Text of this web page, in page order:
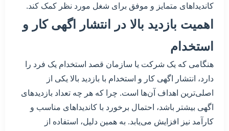
کاندیداهای متمایز و موفق برای شغل مورد نظر کمک کند.
اهمیت بازدید بالا در انتشار اگهی کار و
استخدام
هنگامی که یک شرکت یا سازمان قصد استخدام یک فرد را
دارد، انتشار اگهی کار و استخدام با بازدید بالا یکی از
اصلی‌ترین اهداف آن‌ها است. چرا که هر چه تعداد بازدیدهای
اگهی بیشتر باشد، احتمال برخورد با کاندیداهای مناسب و
کارآمد نیز افزایش می‌یابد. به همین دلیل، استفاده از